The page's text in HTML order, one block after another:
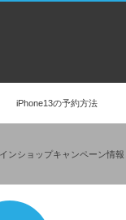
iPhone13の予約方法
ンショップキャンペーン情